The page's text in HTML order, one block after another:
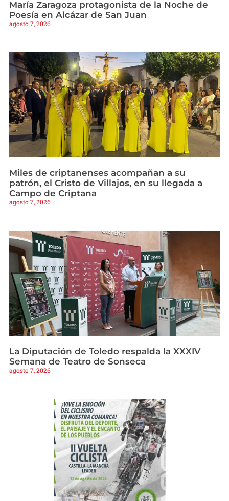
María Zaragoza protagonista de la Noche de
Poesía en Alcázar de San Juan
agosto 7, 2026
Miles de criptanenses acompañan a su
patrón, el Cristo de Villajos, en su llegada a
Campo de Criptana
agosto 7, 2026
La Diputación de Toledo respalda la XXXIV
Semana de Teatro de Sonseca
agosto 7, 2026